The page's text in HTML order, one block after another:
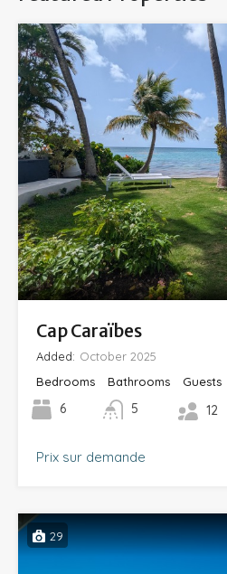
Cap Caraïbes
Added: October 2025
Bedrooms
6
Bathrooms
5
Guests
12
Prix sur demande
29